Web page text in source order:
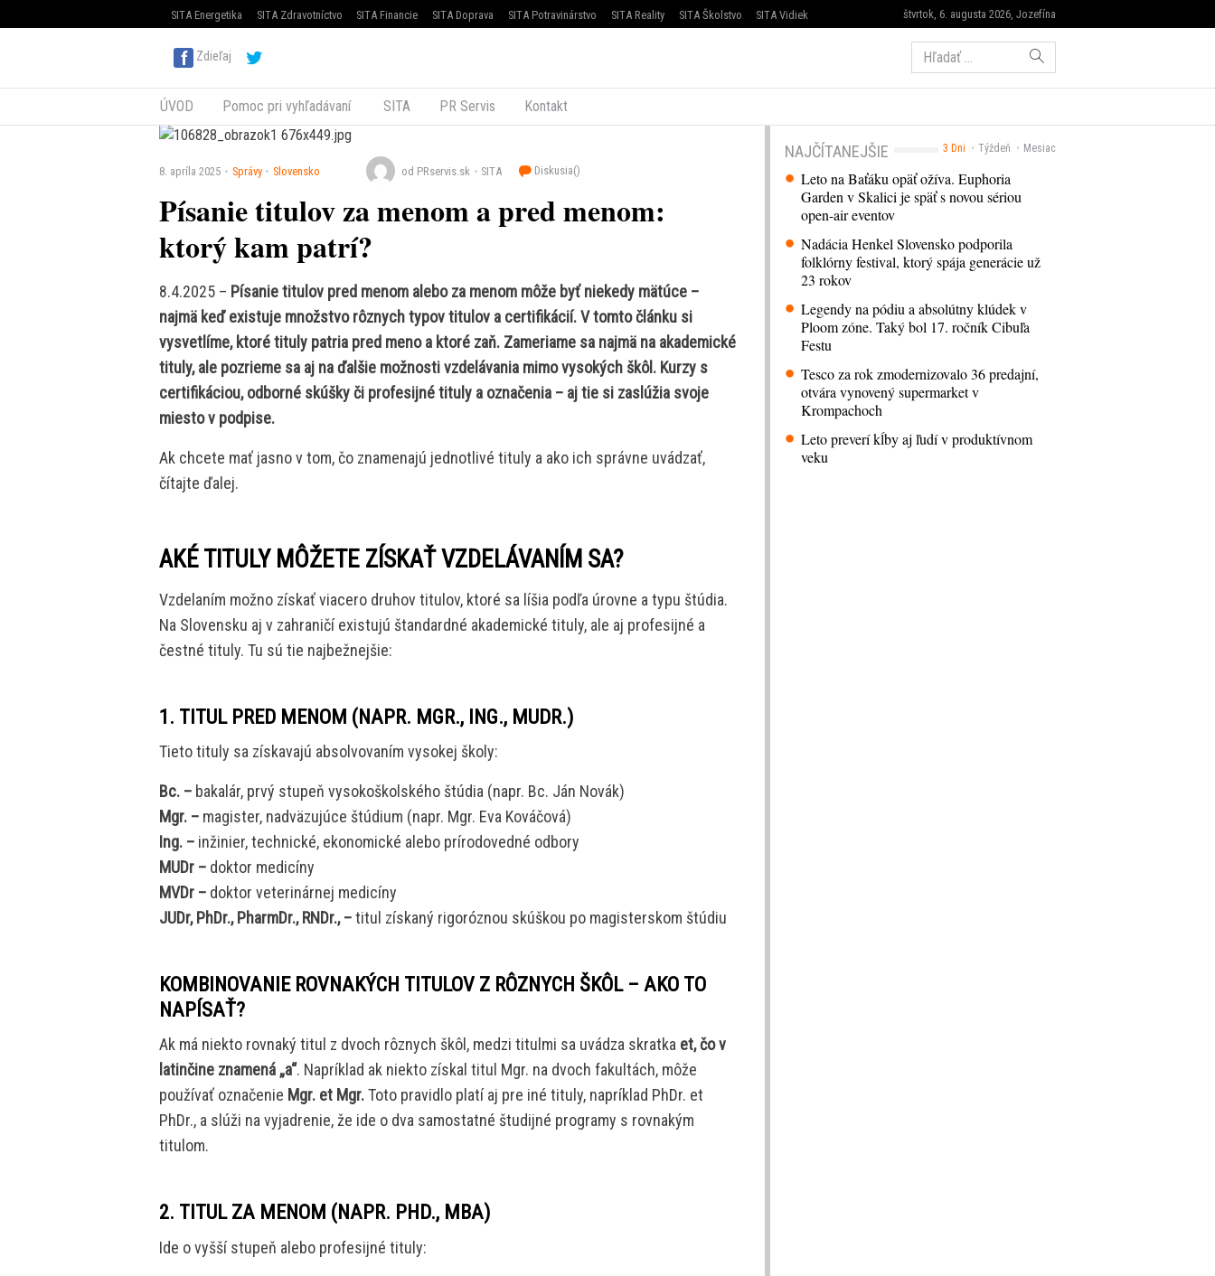
štvrtok, 6. augusta 2026, Jozefína
SITA Energetika SITA Zdravotníctvo SITA Financie SITA Doprava SITA Potravinárstvo SITA Reality SITA Školstvo SITA Vidiek
Zdieľaj Hľadať:
ÚVOD Pomoc pri vyhľadávaní SITA PR Servis Kontakt
8. apríla 2025 Správy Slovensko od PRservis.sk SITA Diskusia()
Písanie titulov za menom a pred menom:
ktorý kam patrí?
8.4.2025 – Písanie titulov pred menom alebo za menom môže byť niekedy mätúce –
najmä keď existuje množstvo rôznych typov titulov a certifikácií. V tomto článku si
vysvetlíme, ktoré tituly patria pred meno a ktoré zaň. Zameriame sa najmä na akademické
tituly, ale pozrieme sa aj na ďalšie možnosti vzdelávania mimo vysokých škôl. Kurzy s
certifikáciou, odborné skúšky či profesijné tituly a označenia – aj tie si zaslúžia svoje
miesto v podpise.
Ak chcete mať jasno v tom, čo znamenajú jednotlivé tituly a ako ich správne uvádzať,
čítajte ďalej.
AKÉ TITULY MÔŽETE ZÍSKAŤ VZDELÁVANÍM SA?
Vzdelaním možno získať viacero druhov titulov, ktoré sa líšia podľa úrovne a typu štúdia.
Na Slovensku aj v zahraničí existujú štandardné akademické tituly, ale aj profesijné a
čestné tituly. Tu sú tie najbežnejšie:
1. TITUL PRED MENOM (NAPR. MGR., ING., MUDR.)
Tieto tituly sa získavajú absolvovaním vysokej školy:
Bc. – bakalár, prvý stupeň vysokoškolského štúdia (napr. Bc. Ján Novák)
Mgr. – magister, nadväzujúce štúdium (napr. Mgr. Eva Kováčová)
Ing. – inžinier, technické, ekonomické alebo prírodovedné odbory
MUDr – doktor medicíny
MVDr – doktor veterinárnej medicíny
JUDr, PhDr., PharmDr., RNDr., –titul získaný rigoróznou skúškou po magisterskom štúdiu
KOMBINOVANIE ROVNAKÝCH TITULOV Z RÔZNYCH ŠKÔL – AKO TO
NAPÍSAŤ?
Ak má niekto rovnaký titul z dvoch rôznych škôl, medzi titulmi sa uvádza skratka et, čo v
latinčine znamená „a“. Napríklad ak niekto získal titul Mgr. na dvoch fakultách, môže
používať označenie Mgr. et Mgr.Toto pravidlo platí aj pre iné tituly, napríklad PhDr. et
PhDr., a slúži na vyjadrenie, že ide o dva samostatné študijné programy s rovnakým
titulom.
2. TITUL ZA MENOM (NAPR. PHD., MBA)
Ide o vyšší stupeň alebo profesijné tituly:
3 Dni Týždeň Mesiac
NAJČÍTANEJŠIE
Leto na Baťáku opäť ožíva. Euphoria
Garden v Skalici je späť s novou sériou
open-air eventov
Nadácia Henkel Slovensko podporila
folklórny festival, ktorý spája generácie už
23 rokov
Legendy na pódiu a absolútny klúdek v
Ploom zóne. Taký bol 17. ročník Cibuľa
Festu
Tesco za rok zmodernizovalo 36 predajní,
otvára vynovený supermarket v
Krompachoch
Leto preverí kĺby aj ľudí v produktívnom
veku